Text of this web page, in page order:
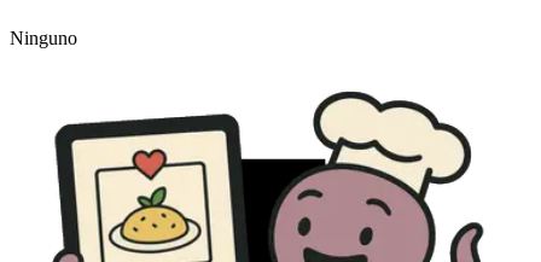
Ninguno